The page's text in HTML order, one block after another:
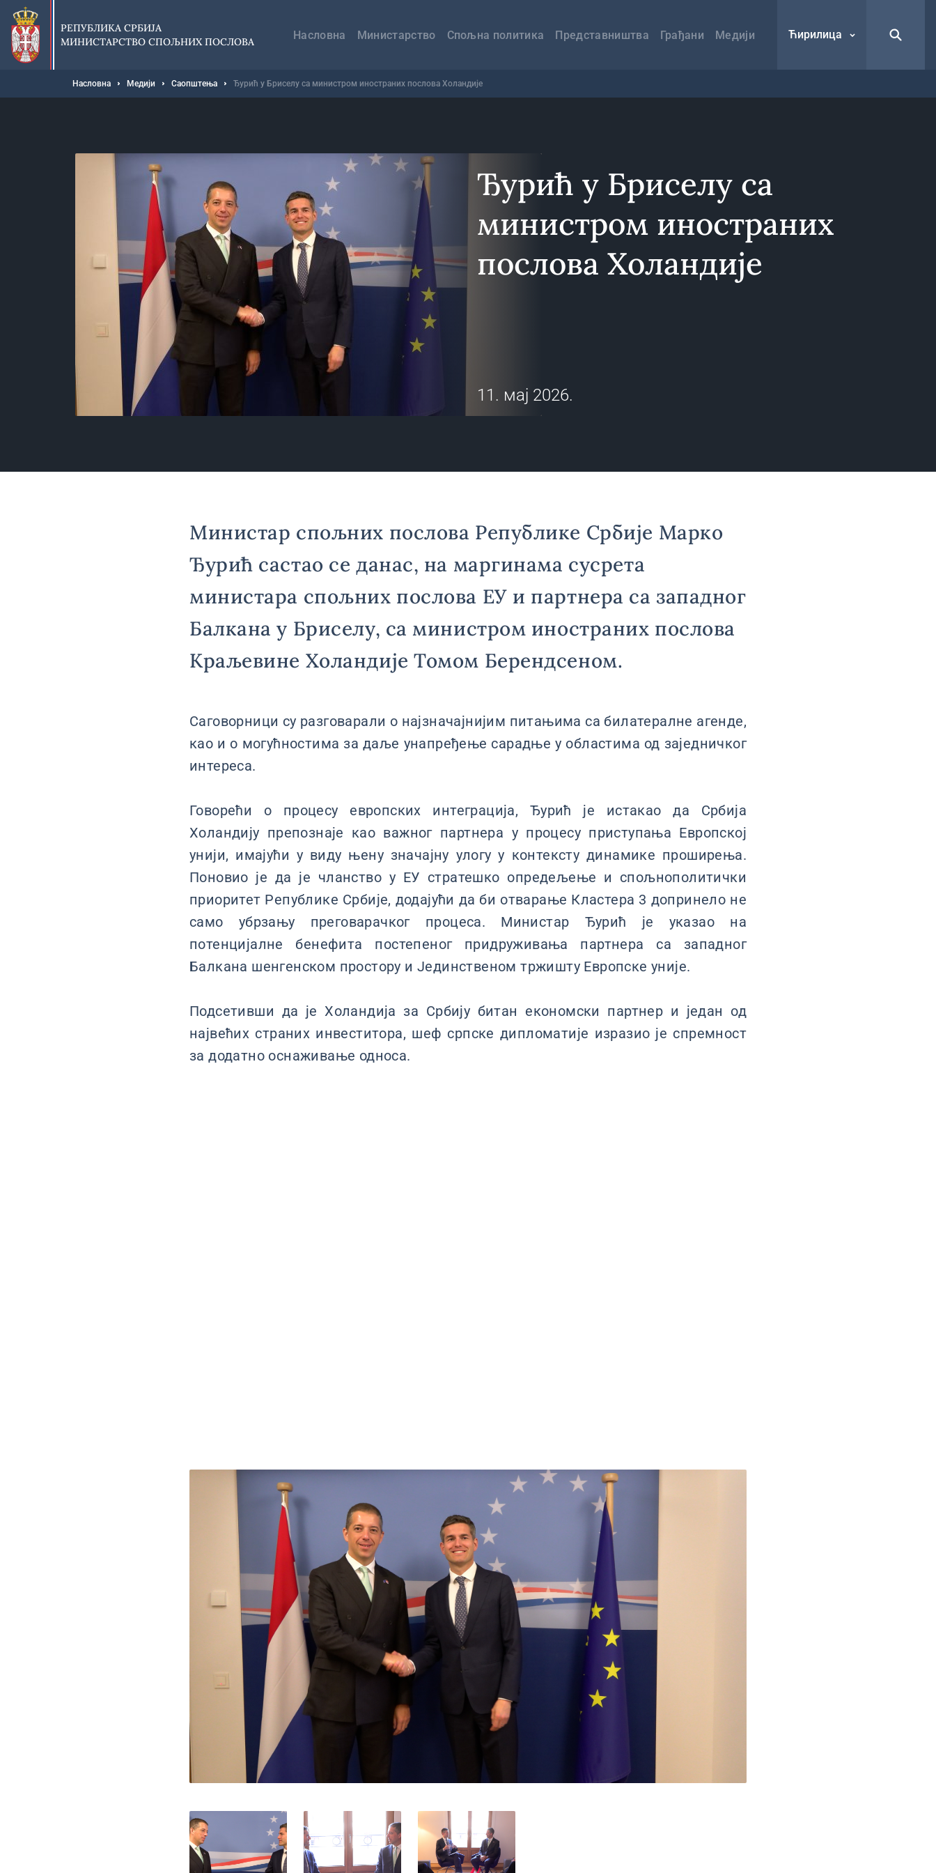
Прескочи
главни
део
садржаја
РЕПУБЛИКА СРБИЈА
МИНИСТАРСТВО СПОЉНИХ ПОСЛОВА
навигација
Насловна Министарство Спољна политика Представништва Грађани Медији Ћирилица
Мрвице
Насловна Медији Саопштења Ђурић у Бриселу са министром иностраних послова Холандије
Ђурић у Бриселу са
министром иностраних
послова Холандије
11. мај 2026.
Министар спољних послова Републике Србије Марко
Ђурић састао се данас, на маргинама сусрета
министара спољних послова ЕУ и партнера са западног
Балкана у Бриселу, са министром иностраних послова
Краљевине Холандије Томом Берендсеном.
Саговорници су разговарали о најзначајнијим питањима са билатералне агенде,
као и о могућностима за даље унапређење сарадње у областима од заједничког
интереса.
Говорећи о процесу европских интеграција, Ђурић је истакао да Србија
Холандију препознаје као важног партнера у процесу приступања Европској
унији, имајући у виду њену значајну улогу у контексту динамике проширења.
Поновио је да је чланство у ЕУ стратешко опредељење и спољнополитички
приоритет Републике Србије, додајући да би отварање Кластера 3 допринело не
само убрзању преговарачког процеса. Министар Ђурић је указао на
потенцијалне бенефита постепеног придруживања партнера са западног
Балкана шенгенском простору и Јединственом тржишту Европске уније.
Подсетивши да је Холандија за Србију битан економски партнер и један од
највећих страних инвеститора, шеф српске дипломатије изразио је спремност
за додатно оснаживање односа.